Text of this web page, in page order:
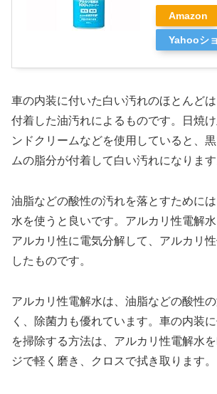
Amazon
Yahooシ
車の内装に付いた白い汚れのほとんど
付着した油汚れによるものです。日焼
ンドクリームなどを使用していると、
ムの脂分が付着して白い汚れになります
油脂などの酸性の汚れを落とすために
水を使うと良いです。アルカリ性電解
アルカリ性に電気分解して、アルカリ
したものです。
アルカリ性電解水は、油脂などの酸性
く、除菌力も優れています。車の内装
を掃除する方法は、アルカリ性電解水
ジで軽く磨き、クロスで拭き取ります。